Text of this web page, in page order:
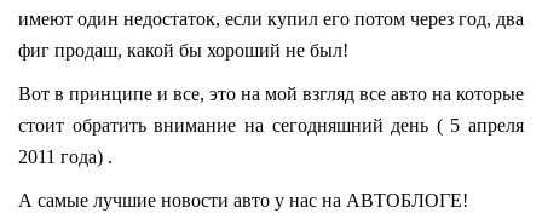
имеют один недостаток, если купил его потом через год, два
фиг продаш, какой бы хороший не был!
Вот в принципе и все, это на мой взгляд все авто на которые
стоит обратить внимание на сегодняшний день ( 5 апреля
2011 года) .
А самые лучшие новости авто у нас на АВТОБЛОГЕ!